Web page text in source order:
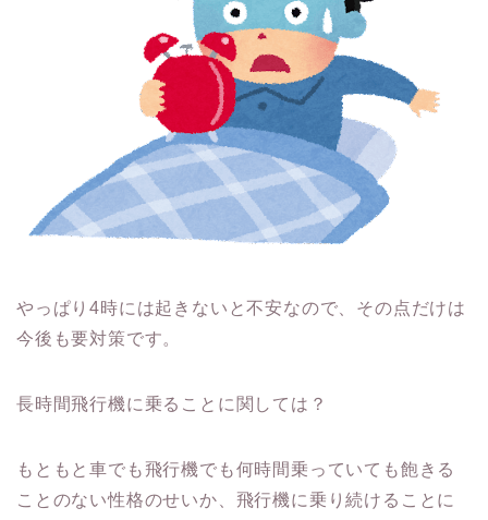
やっぱり4時には起きないと不安なので、その点だけは
今後も要対策です。
長時間飛行機に乗ることに関しては？
もともと車でも飛行機でも何時間乗っていても飽きる
ことのない性格のせいか、飛行機に乗り続けることに